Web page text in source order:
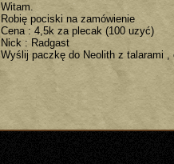
Witam.
Robię pociski na zamówienie
Cena : 4,5k za plecak (100 uzyć)
Nick : Radgast
Wyślij paczkę do Neolith z talarami